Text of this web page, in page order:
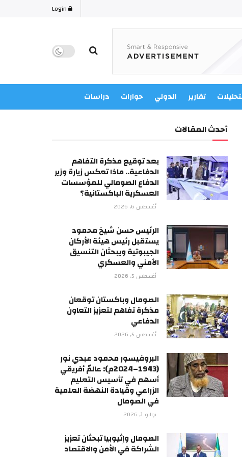
تقارير الدولي حوارات دراسات
أحدث المقالات
بعد توقيع مذكرة التفاهم
الدفاعية.. ماذا تعكس زيارة وزير
الدفاع الصومالي للمؤسسات
العسكرية الباكستانية؟
أغسطس 6, 2026
الرئيس حسن شيخ محمود
يستقبل رئيس هيئة الأركان
الجيبوتية ويبحثان التنسيق
الأمني والعسكري
أغسطس 5, 2026
الصومال وباكستان توقعان
مذكرة تفاهم لتعزيز التعاون
الدفاعي
أغسطس 5, 2026
البروفيسور محمود عبدي نور
(1943–2024م): عالمٌ أفريقي
أسهم في تأسيس التعليم
الزراعي وقيادة النهضة العلمية
في الصومال
يوليو 1, 2026
الصومال وإثيوبيا تبحثان تعزيز
الشراكة في الأمن والاقتصاد